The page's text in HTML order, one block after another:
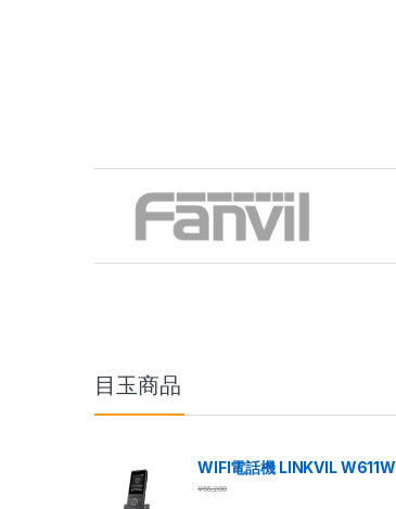
Brands Carousel
目玉商品
WIFI電話機 LINKVIL W611W
¥68,200